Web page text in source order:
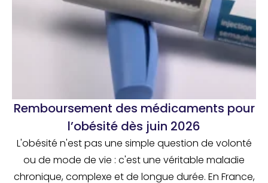
Remboursement des médicaments pour
l’obésité dès juin 2026
L'obésité n'est pas une simple question de volonté
ou de mode de vie : c'est une véritable maladie
chronique, complexe et de longue durée. En France,